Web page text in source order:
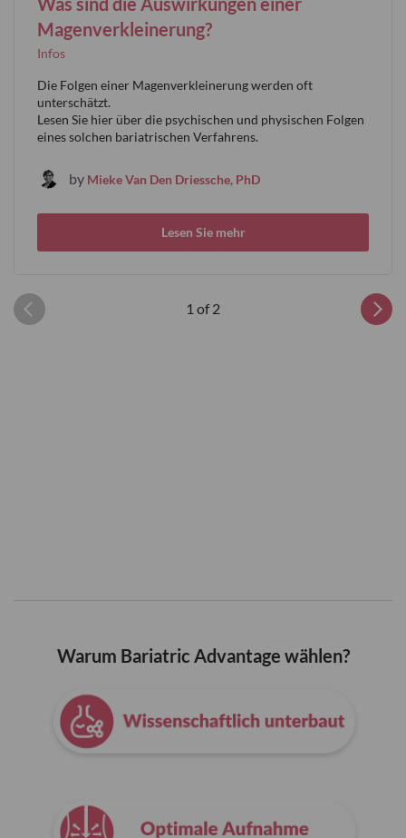
Magenverkleinerung?
Infos
Die Folgen einer Magenverkleinerung werden oft
unterschätzt.
Lesen Sie hier über die psychischen und physischen Folgen
eines solchen bariatrischen Verfahrens.
by Mieke Van Den Driessche, PhD
Lesen Sie mehr
1 of 2
Warum Bariatric Advantage wählen?